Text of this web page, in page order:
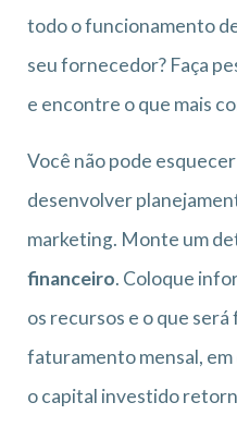
todo o funcionamento
seu fornecedor? Faça
e encontre o que mais
Você não pode
desenvolver
marketing. Monte um
financeiro. Coloque
os recursos e o que
faturamento mensal,
o capital investido